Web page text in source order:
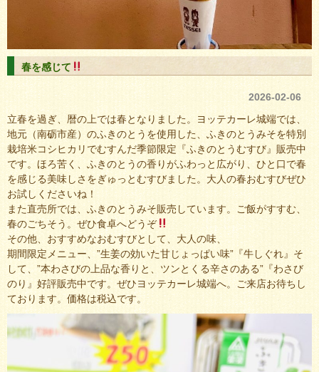
春を感じて
2026-02-06
立春を過ぎ、暦の上では春となりました。ヨッテカーレ城端では、
地元（南砺市産）のふきのとうを使用した、ふきのとうみそを特別
栽培米コシヒカリでむすんだ季節限定『ふきのとうむすび』販売中
です。ほろ苦く、ふきのとうの香りがふわっと広がり、ひと口で春
を感じる美味しさをぎゅっとむすびました。大人の春おむすびぜひ
お試しくださいね！
また直売所では、ふきのとうみそ販売しています。ご飯がすすむ、
春のごちそう。ぜひ食卓へどうぞ
その他、おすすめなおむすびとして、大人の味、
期間限定メニュー、”生姜の効いた甘じょっぱい味”『牛しぐれ』そ
して、”本わさびの上品な香りと、ツンとくる辛さのある”『わさび
のり』好評販売中です。ぜひヨッテカーレ城端へ。ご来店お待ちし
ております。価格は税込です。